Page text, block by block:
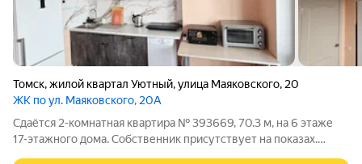
Томск,жилой квартал Уютный,улица Маяковского, 20
ЖК по ул. Маяковского, 20А
Сдаётся 2-комнатная квартира № 393669, 70.3 м, на 6 этаже
17-этажного дома. Собственник присутствует на показах.